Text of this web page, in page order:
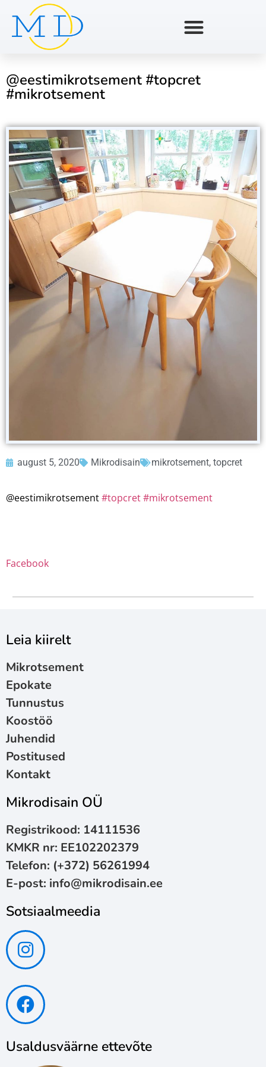
@eestimikrotsement #topcret
#mikrotsement
august 5, 2020 Mikrodisain mikrotsement, topcret
@eestimikrotsement#topcret#mikrotsement
Facebook
Sotsiaalmeedia
Usaldusväärne ettevõte
Leia kiirelt
Mikrotsement
Epokate
Tunnustus
Koostöö
Juhendid
Postitused
Kontakt
Mikrodisain OÜ
Registrikood: 14111536
KMKR nr: EE102202379
Telefon: (+372) 56261994
E-post: info@mikrodisain.ee